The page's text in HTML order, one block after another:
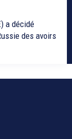
a décidé
des avoirs